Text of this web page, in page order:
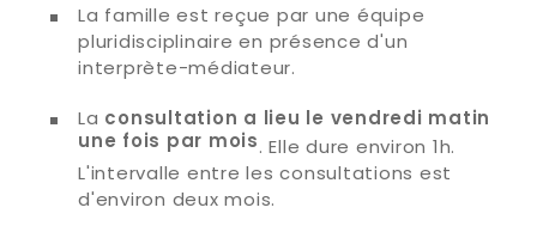
La famille est reçue par une équipe
pluridisciplinaire en présence d'un
interprète-médiateur.
La consultation a lieu le vendredi matin
une fois par mois. Elle dure environ 1h.
L'intervalle entre les consultations est
d'environ deux mois.